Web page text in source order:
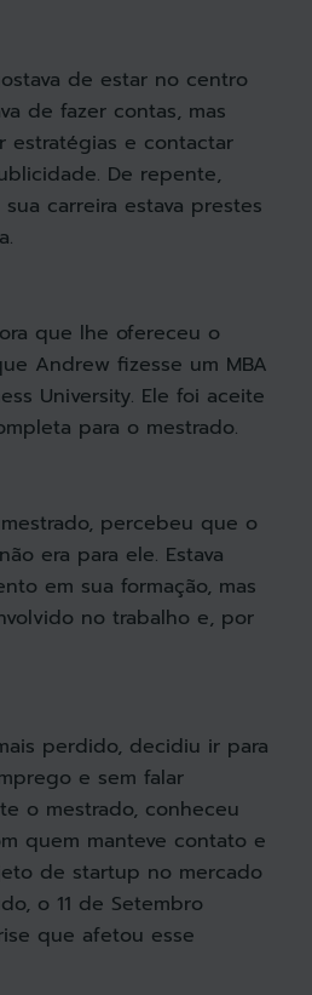
de estar no centro
de fazer contas, mas
estratégias e contactar
De repente,
carreira estava prestes
que lhe ofereceu o
Andrew fizesse um MBA
University. Ele foi aceite
para o mestrado.
percebeu que o
era para ele. Estava
em sua formação, mas
no trabalho e, por
perdido, decidiu ir para
e sem falar
o mestrado, conheceu
quem manteve contato e
de startup no mercado
o 11 de Setembro
que afetou esse